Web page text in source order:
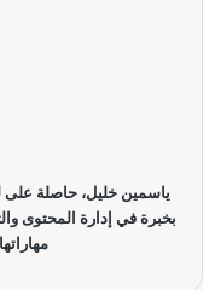
ياسمين خليل، حاصلة على
بخبرة في إدارة المحتوى